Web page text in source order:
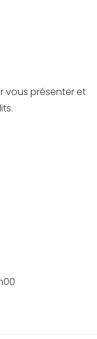
vous présenter et